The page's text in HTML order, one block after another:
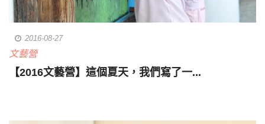
2016-08-27
文藝營
【2016文藝營】這個夏天，我們寫了一...